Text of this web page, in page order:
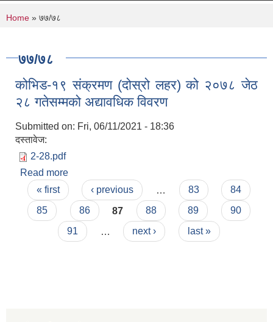
You are here
Home » ७७/७८
७७/७८
कोभिड-१९ संक्रमण (दोस्रो लहर) को २०७८ जेठ
२८ गतेसम्मको अद्यावधिक विवरण
Submitted on: Fri, 06/11/2021 - 18:36
दस्तावेज:
2-28.pdf
Read more
२८ गतेसम्मको अद्यावधिक विवरण
Pages
« first ‹ previous 83
84
85
86 87 88 89
90
91
next › last »